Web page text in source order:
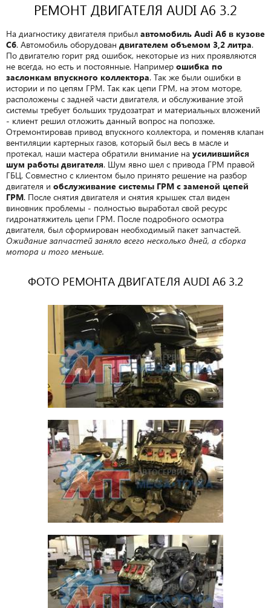
РЕМОНТ ДВИГАТЕЛЯ AUDI A6 3.2
На диагностику двигателя прибыл автомобиль Audi A6 в кузове
C6. Автомобиль оборудован двигателем объемом 3,2 литра.
По двигателю горит ряд ошибок, некоторые из них проявляются
не всегда, но есть и постоянные. Например ошибка по
заслонкам впускного коллектора. Так же были ошибки в
истории и по цепям ГРМ. Так как цепи ГРМ, на этом моторе,
расположены с задней части двигателя, и обслуживание этой
системы требует больших трудозатрат и материальных вложений
- клиент решил отложить данный вопрос на попозже.
Отремонтировав привод впускного коллектора, и поменяв клапан
вентиляции картерных газов, который был весь в масле и
протекал, наши мастера обратили внимание на усилившийся
шум работы двигателя. Шум явно шел с привода ГРМ правой
ГБЦ. Совместно с клиентом было принято решение на разбор
двигателя и обслуживание системы ГРМ с заменой цепей
ГРМ. После снятия двигателя и снятия крышек стал виден
виновник проблемы - полностью выработал свой ресурс
гидронатяжитель цепи ГРМ. После подробного осмотра
двигателя, был сформирован необходимый пакет запчастей.
Ожидание запчастей заняло всего несколько дней, а сборка
мотора и того меньше.
ФОТО РЕМОНТА ДВИГАТЕЛЯ AUDI A6 3.2